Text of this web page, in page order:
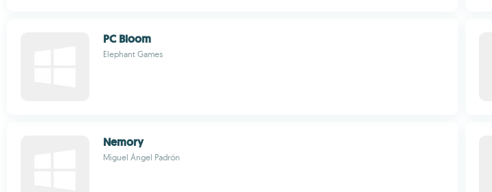
PC Bloom
Elephant Games
Nemory
Miguel Ángel Padrón